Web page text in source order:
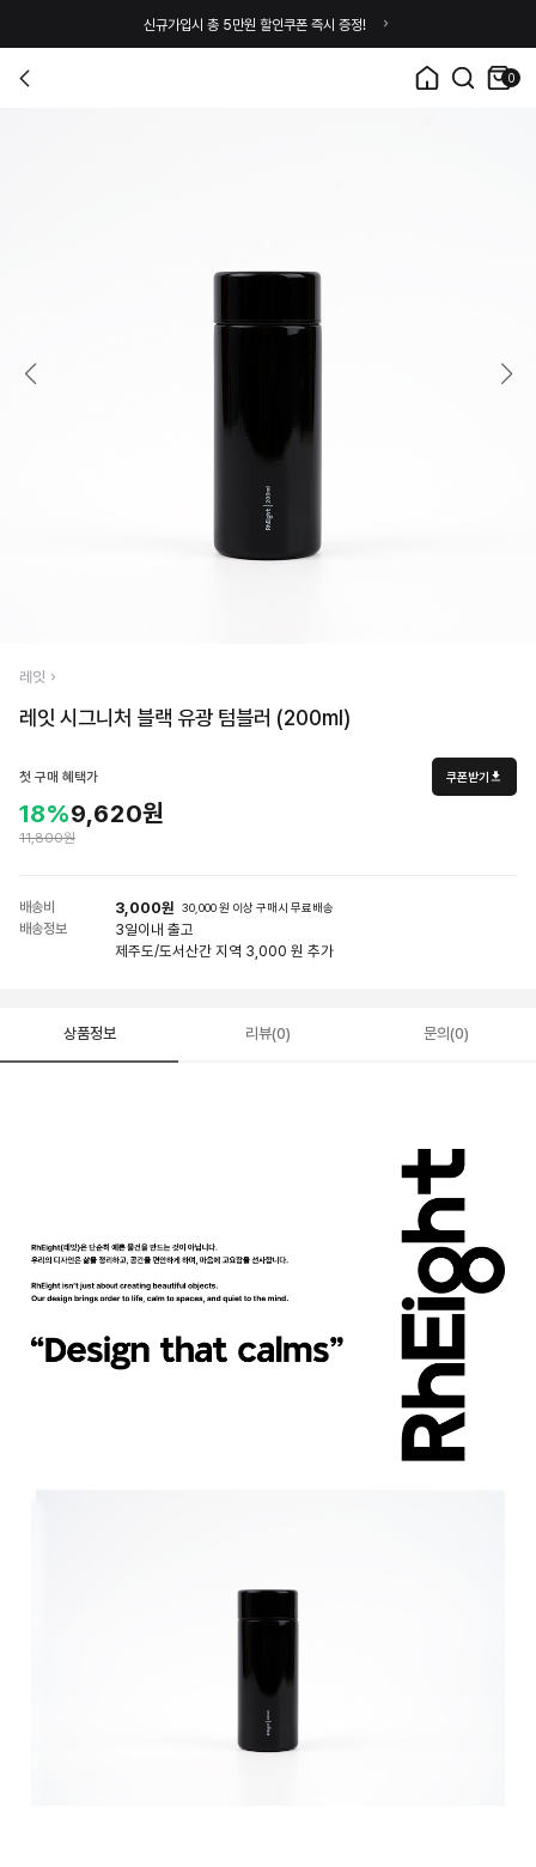
신규가입시 총 5만원 할인쿠폰 즉시 증정!
0
레잇
레잇 시그니처 블랙 유광 텀블러 (200ml)
첫 구매 혜택가 쿠폰받기
18%9,620원
11,800원
배송비 3,000원 30,000 원 이상 구매시 무료배송
배송정보 3일이내 출고
제주도/도서산간 지역 3,000 원 추가
상품정보 리뷰(0) 문의(0)